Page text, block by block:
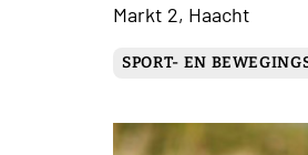
Markt 2, Haacht
SPORT- EN